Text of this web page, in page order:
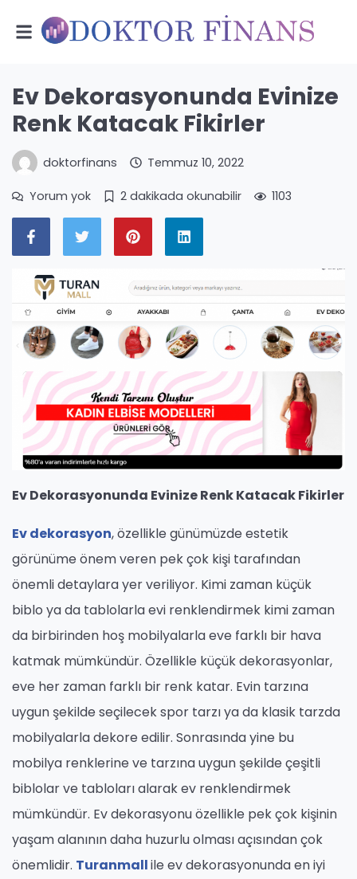
Ev Dekorasyonunda Evinize
Renk Katacak Fikirler
doktorfinans Temmuz 10, 2022
Yorum yok 2 dakikada okunabilir 1103
Ev Dekorasyonunda Evinize Renk Katacak Fikirler
Ev dekorasyon, özellikle günümüzde estetik
görünüme önem veren pek çok kişi tarafından
önemli detaylara yer veriliyor. Kimi zaman küçük
biblo ya da tablolarla evi renklendirmek kimi zaman
da birbirinden hoş mobilyalarla eve farklı bir hava
katmak mümkündür. Özellikle küçük dekorasyonlar,
eve her zaman farklı bir renk katar. Evin tarzına
uygun şekilde seçilecek spor tarzı ya da klasik tarzda
mobilyalarla dekore edilir. Sonrasında yine bu
mobilya renklerine ve tarzına uygun şekilde çeşitli
biblolar ve tabloları alarak ev renklendirmek
mümkündür. Ev dekorasyonu özellikle pek çok kişinin
yaşam alanının daha huzurlu olması açısından çok
önemlidir. Turanmallile ev dekorasyonunda en iyi